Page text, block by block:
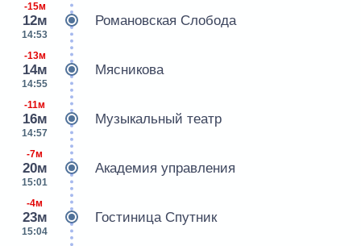
-15м
12м
14:53
Романовская Слобода
-13м
14м
14:55
Мясникова
-11м
16м
14:57
Музыкальный театр
-7м
20м
15:01
Академия управления
-4м
23м
15:04
Гостиница Спутник